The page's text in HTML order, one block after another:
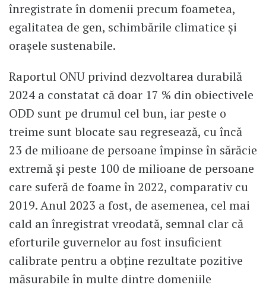
înregistrate în domenii precum foametea,
egalitatea de gen, schimbările climatice și
orașele sustenabile.
Raportul ONU privind dezvoltarea durabilă
2024 a constatat că doar 17 % din obiectivele
ODD sunt pe drumul cel bun, iar peste o
treime sunt blocate sau regresează, cu încă
23 de milioane de persoane împinse în sărăcie
extremă și peste 100 de milioane de persoane
care suferă de foame în 2022, comparativ cu
2019. Anul 2023 a fost, de asemenea, cel mai
cald an înregistrat vreodată, semnal clar că
eforturile guvernelor au fost insuficient
calibrate pentru a obține rezultate pozitive
măsurabile în multe dintre domeniile